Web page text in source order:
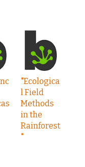
"Ecologica
l Field
Methods
in the
Rainforest
"